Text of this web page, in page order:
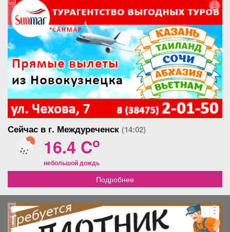
отпугиватель оставил дома! Вспомнил совет
бывалых: зверя надо материть. Что и было сделано -
громко, утвердительно и с чувством собственного
достоинства. Смотри-ка, он послушал! Засеменил по
дороге в сторону станции. Пришлось сопроводить его
еще одним...
реклама
Сейчас в г. Междуреченск (14:02)
16.4 Co
небольшой дождь
Подробнее
реклама